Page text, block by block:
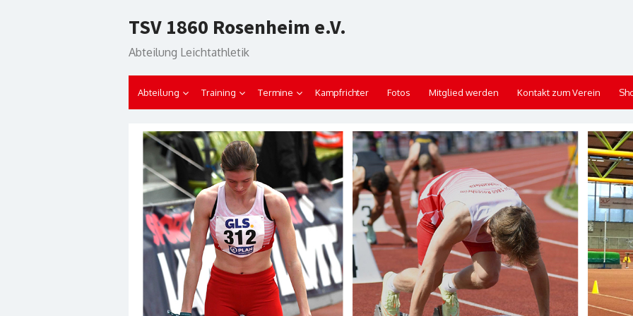
to
TSV 1860 Rosenheim e.V.
Abteilung Leichtathletik
Abteilung Training Termine Kampfrichter Fotos Mitglied werden Kontakt zum Verein